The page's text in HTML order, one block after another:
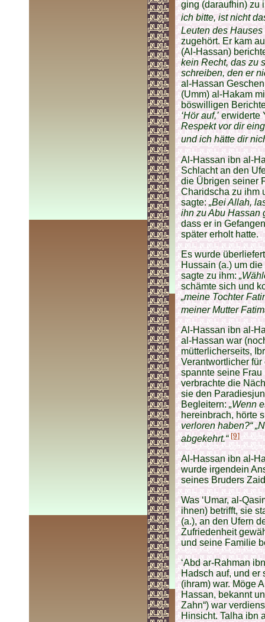
ging (daraufhin) zu
ich bitte, ist nicht
Leuten des Hauses
zugehört. Er kam
(Al-Hassan)
kein Recht, das zu
schreiben, den er
al-Hassan
(Umm) al-Hakam
böswilligen
‘Hör auf,’erwiderte
Respekt vor dir
und ich hätte dir
Al-Hassan ibn al-
Schlacht an den
die Übrigen seiner
Charidscha zu ihm
sagte:„Bei Allah,
ihn zu Abu Hassan
dass er in
später erholt hatte.
Es wurde
Hussain (a.) um
sagte zu ihm:
schämte sich und
„meine Tochter
meiner Mutter
Al-Hassan ibn al-
al-Hassan war
mütterlicherseits,
Verantwortlicher
spannte seine Frau
verbrachte die
sie den
Begleitern:„Wenn
hereinbrach, hörte
verloren haben?“
abgekehrt.“[9]
Al-Hassan ibn al-
wurde irgendein
seines Bruders
Was ‘Umar, al-
ihnen) betrifft, sie
(a.), an den Ufern
Zufriedenheit
und seine Familie
‘Abd ar-Rahman
Hadsch auf, und er
(ihram) war. Möge
Hassan, bekannt
Zahn“) war
Hinsicht. Talha ibn